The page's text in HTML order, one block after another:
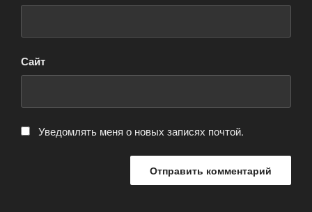
Сайт
Уведомлять меня о новых записях почтой.